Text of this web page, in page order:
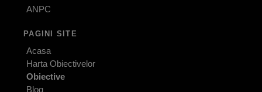
ANPC
PAGINI SITE
Acasa
Harta Obiectivelor
Obiective
Blog